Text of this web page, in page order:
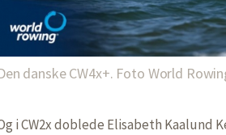
danske CW4x+. Foto World
i CW2x doblede Elisabeth Kaalund